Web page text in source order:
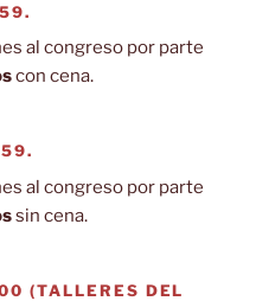
al congreso por parte
con cena.
al congreso por parte
sin cena.
(TALLERES DEL